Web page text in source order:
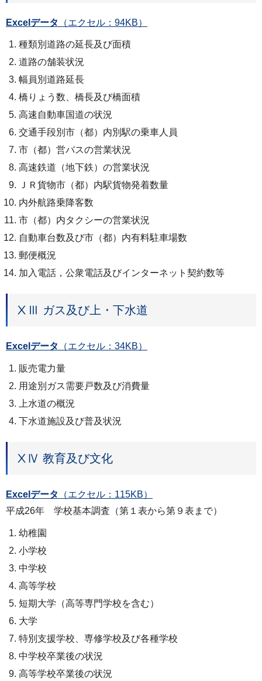
Excelデータ （エクセル：94KB）
種類別道路の延長及び面積
道路の舗装状況
幅員別道路延長
橋りょう数、橋長及び橋面積
高速自動車国道の状況
交通手段別市（都）内別駅の乗車人員
市（都）営バスの営業状況
高速鉄道（地下鉄）の営業状況
ＪＲ貨物市（都）内駅貨物発着数量
内外航路乗降客数
市（都）内タクシーの営業状況
自動車台数及び市（都）内有料駐車場数
郵便概況
加入電話，公衆電話及びインターネット契約数等
ⅩⅢ ガス及び上・下水道
Excelデータ （エクセル：34KB）
販売電力量
用途別ガス需要戸数及び消費量
上水道の概況
下水道施設及び普及状況
ⅩⅣ 教育及び文化
Excelデータ
（エクセル：115KB）
平成26年 学校基本調査（第１表から第９表まで）
幼稚園
小学校
中学校
高等学校
短期大学（高等専門学校を含む）
大学
特別支援学校、専修学校及び各種学校
中学校卒業後の状況
高等学校卒業後の状況